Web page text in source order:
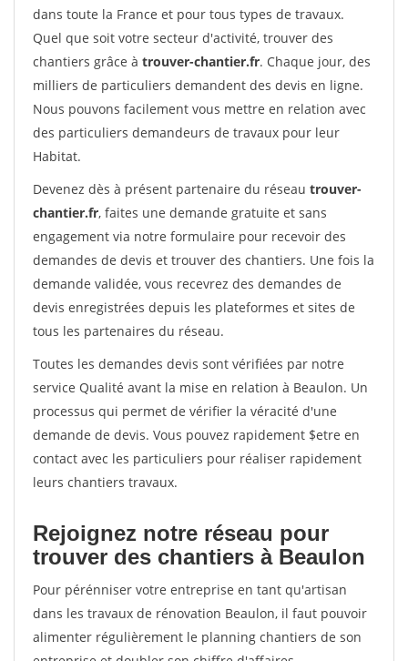
dans toute la France et pour tous types de travaux.
Quel que soit votre secteur d'activité, trouver des
chantiers grâce à trouver-chantier.fr. Chaque jour, des
milliers de particuliers demandent des devis en ligne.
Nous pouvons facilement vous mettre en relation avec
des particuliers demandeurs de travaux pour leur
Habitat.
Devenez dès à présent partenaire du réseau trouver-
chantier.fr, faites une demande gratuite et sans
engagement via notre formulaire pour recevoir des
demandes de devis et trouver des chantiers. Une fois la
demande validée, vous recevrez des demandes de
devis enregistrées depuis les plateformes et sites de
tous les partenaires du réseau.
Toutes les demandes devis sont vérifiées par notre
service Qualité avant la mise en relation à Beaulon. Un
processus qui permet de vérifier la véracité d'une
demande de devis. Vous pouvez rapidement $etre en
contact avec les particuliers pour réaliser rapidement
leurs chantiers travaux.
Rejoignez notre réseau pour
trouver des chantiers à Beaulon
Pour pérénniser votre entreprise en tant qu'artisan
dans les travaux de rénovation Beaulon, il faut pouvoir
alimenter régulièrement le planning chantiers de son